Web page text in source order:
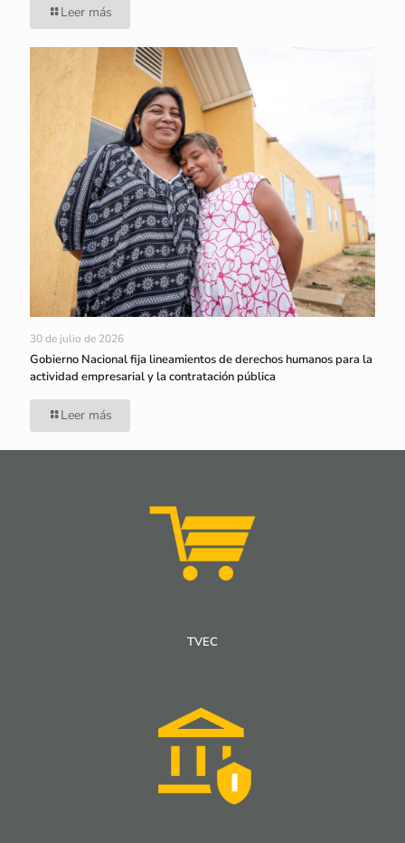
Leer más
30 de julio de 2026
Gobierno Nacional fija lineamientos de derechos humanos para la
actividad empresarial y la contratación pública
Leer más
TVEC